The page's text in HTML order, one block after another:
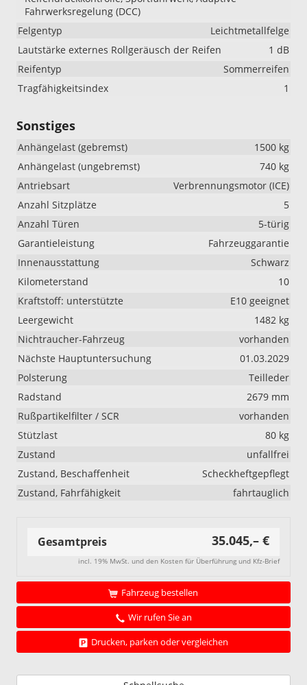
Fahrwerksregelung (DCC)
Felgentyp
Leichtmetallfelge
Lautstärke externes Rollgeräusch der Reifen
1 dB
Reifentyp
Sommerreifen
Tragfähigkeitsindex
1
Sonstiges
Anhängelast (gebremst)
1500 kg
Anhängelast (ungebremst)
740 kg
Antriebsart
Verbrennungsmotor (ICE)
Anzahl Sitzplätze
5
Anzahl Türen
5-türig
Garantieleistung
Fahrzeuggarantie
Innenausstattung
Schwarz
Kilometerstand
10
Kraftstoff: unterstützte
E10 geeignet
Leergewicht
1482 kg
Nichtraucher-Fahrzeug
vorhanden
Nächste Hauptuntersuchung
01.03.2029
Polsterung
Teilleder
Radstand
2679 mm
Rußpartikelfilter / SCR
vorhanden
Stützlast
80 kg
Zustand
unfallfrei
Zustand, Beschaffenheit
Scheckheftgepflegt
Zustand, Fahrfähigkeit
fahrtauglich
Gesamtpreis 35.045,– €
incl. 19% MwSt. und den Kosten für Überführung und Kfz-Brief
Fahrzeug bestellen
Wir rufen Sie an
Drucken, parken oder vergleichen